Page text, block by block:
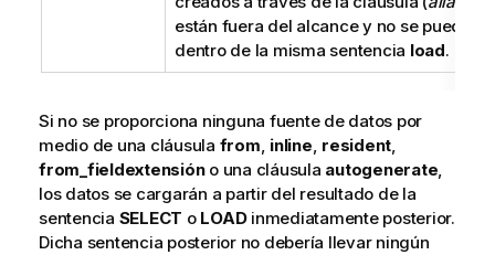
están fuera del alcance y no se pueden
dentro de la misma sentencia load.
Si no se proporciona ninguna fuente de datos por
medio de una cláusula from, inline, resident,
from_fieldextensióno una cláusula autogenerate,
los datos se cargarán a partir del resultado de la
sentencia SELECT o LOADinmediatamente posterior.
Dicha sentencia posterior no debería llevar ningún